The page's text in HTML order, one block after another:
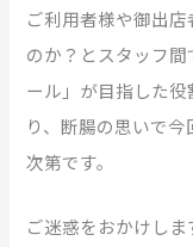
ご利用者様や御出
のか？とスタッフ
ール」が目指した
り、断腸の思いで
次第です。
ご迷惑をおかけしま